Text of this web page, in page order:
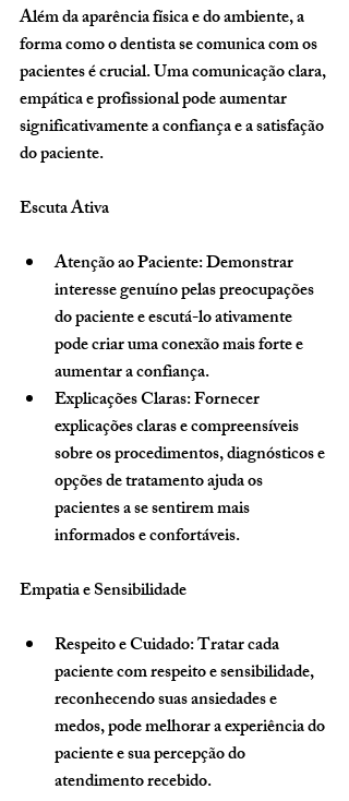
Além da aparência física e do ambiente, a
forma como o dentista se comunica com os
pacientes é crucial. Uma comunicação clara,
empática e profissional pode aumentar
significativamente a confiança e a satisfação
do paciente.
Escuta Ativa
Atenção ao Paciente: Demonstrar
interesse genuíno pelas preocupações
do paciente e escutá-lo ativamente
pode criar uma conexão mais forte e
aumentar a confiança.
Explicações Claras: Fornecer
explicações claras e compreensíveis
sobre os procedimentos, diagnósticos e
opções de tratamento ajuda os
pacientes a se sentirem mais
informados e confortáveis.
Empatia e Sensibilidade
Respeito e Cuidado: Tratar cada
paciente com respeito e sensibilidade,
reconhecendo suas ansiedades e
medos, pode melhorar a experiência do
paciente e sua percepção do
atendimento recebido.